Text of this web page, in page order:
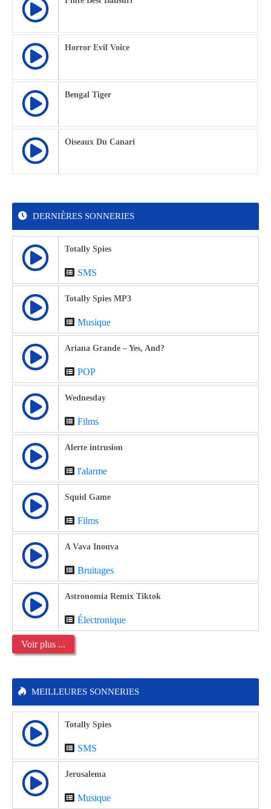
Horror Evil Voice
Bengal Tiger
Oiseaux Du Canari
DERNIÈRES SONNERIES
Totally Spies
SMS
Totally Spies MP3
Musique
Ariana Grande – Yes, And?
POP
Wednesday
Films
Alerte intrusion
l'alarme
Squid Game
Films
A Vava Inouva
Bruitages
Astronomia Remix Tiktok
Électronique
Voir plus ...
MEILLEURES SONNERIES
Totally Spies
SMS
Jerusalema
Musique